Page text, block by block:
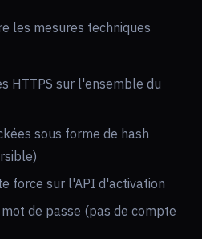
les mesures techniques
HTTPS sur l'ensemble du
sous forme de hash
force sur l'API d'activation
de passe (pas de compte